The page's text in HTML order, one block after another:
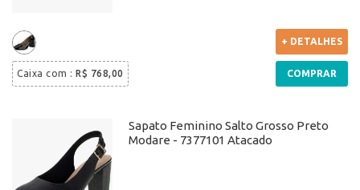
Caixa com : R$ 768,00
+ DETALHES
COMPRAR
Sapato Feminino Salto Grosso Preto
Modare - 7377101 Atacado